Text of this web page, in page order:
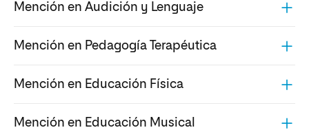
Mención en Audición y Lenguaje
Mención en Pedagogía Terapéutica
Mención en Educación Física
Mención en Educación Musical